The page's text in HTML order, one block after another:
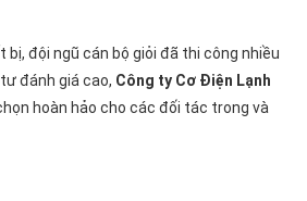
đội ngũ cán bộ giỏi đã thi công nhiều
đánh giá cao, Công ty Cơ Điện Lạnh
hoàn hảo cho các đối tác trong và